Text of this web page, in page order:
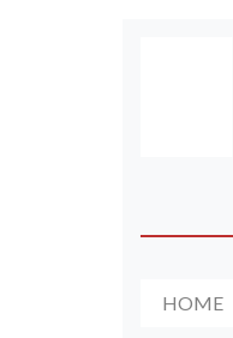
HOME